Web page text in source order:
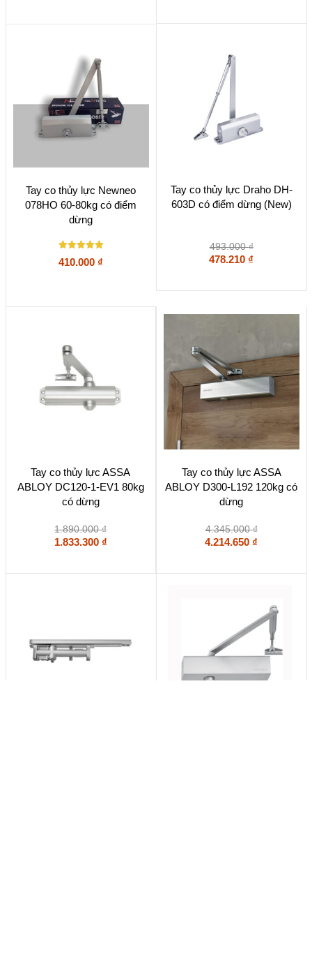
Tay co thủy lực Newneo
078HO 60-80kg có điểm
dừng
Được xếp
hạng
410.000 ₫
Tay co thủy lực Draho DH-
603D có điểm dừng (New)
493.000₫
478.210 ₫
Tay co thủy lực ASSA
ABLOY DC120-1-EV1 80kg
có dừng
1.890.000₫
1.833.300 ₫
Tay co thủy lực ASSA
ABLOY D300-L192 120kg có
dừng
4.345.000₫
4.214.650 ₫